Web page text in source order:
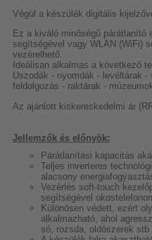
Végül a készülék digitális
Ez a kiváló minőségű párátlanító
segítségével vagy WLAN (WiFi)
vezérelhető.
Ideálisan alkalmas a következő
Uszodák - nyomdák - levéltárak
feldolgozás - raktárak -
Az ajánlott kiskereskedelmi ár
Jellemzők és előnyök:
Párátlanítási kapacitás
Teljes inverteres
alacsony
Vezérlés soft-touch
segítségével
Különösen védett, ezért
alkalmazható, ahol
só, rozsda, oldószerek